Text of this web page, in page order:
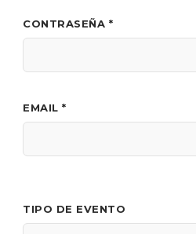
CONTRASEÑA *
EMAIL *
TIPO DE EVENTO